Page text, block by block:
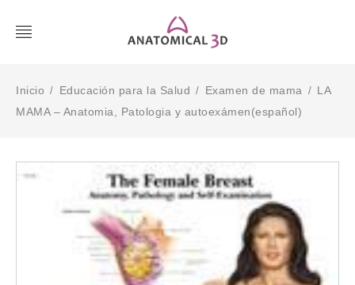
Inicio / Educación para la Salud / Examen de mama / LA
MAMA – Anatomia, Patologia y autoexámen(español)